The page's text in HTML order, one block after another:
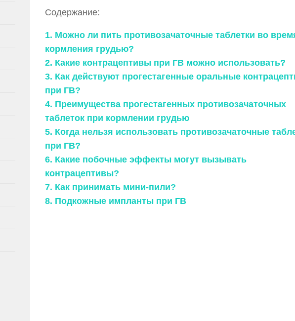
Содержание:
1. Можно ли пить противозачаточные таблетки во
кормления грудью?
2. Какие контрацептивы при ГВ можно использовать?
3. Как действуют прогестагенные оральные
при ГВ?
4. Преимущества прогестагенных противозачаточных
таблеток при кормлении грудью
5. Когда нельзя использовать противозачаточные
при ГВ?
6. Какие побочные эффекты могут вызывать
контрацептивы?
7. Как принимать мини-пили?
8. Подкожные импланты при ГВ